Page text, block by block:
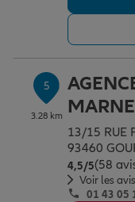
5
3.28 km
MARNE
13/15 RUE
93460
4,5/5Note de 4.5
(58
Voir les avis
01 43 05